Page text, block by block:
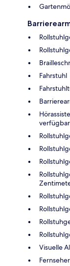
Fahrstuhl
verfügbar
Visuelle